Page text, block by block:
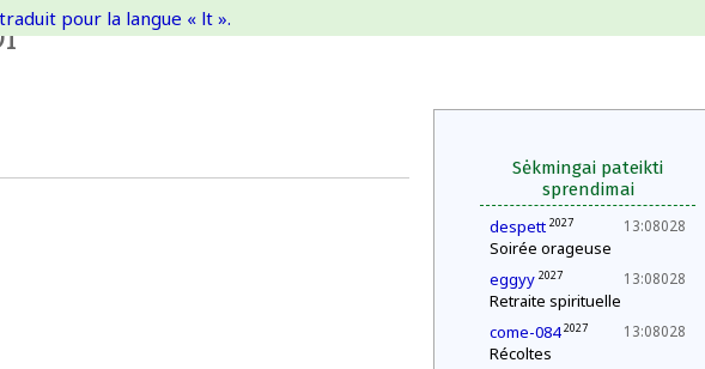
pour la langue « lt ».
Sėkmingai pateikti
sprendimai
13:08028
despett 2027
Soirée orageuse
13:08028
eggyy 2027
Retraite spirituelle
13:08028
come-084 2027
Récoltes